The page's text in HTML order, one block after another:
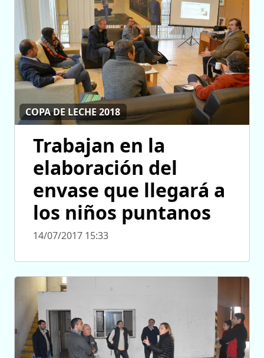
COPA DE LECHE 2018
Trabajan en la
elaboración del
envase que llegará a
los niños puntanos
14/07/2017 15:33